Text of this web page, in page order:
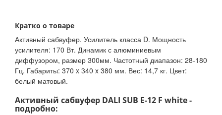
Кратко о товаре
Активный сабвуфер. Усилитель класса D. Мощность
усилителя: 170 Вт. Динамик с алюминиевым
диффузором, размер 300мм. Частотный диапазон: 28-180
Гц. Габариты: 370 x 340 x 380 мм. Вес: 14,7 кг. Цвет:
белый матовый.
Активный сабвуфер DALI SUB E-12 F white -
подробно: